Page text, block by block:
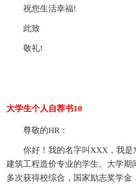
祝您生活幸福!
此致
敬礼!
大学生个人自荐书10
尊敬的HR：
你好！我的名字叫XXX，我
建筑工程造价专业的学生。大学期
多次获得校综合，国家励志奖学金